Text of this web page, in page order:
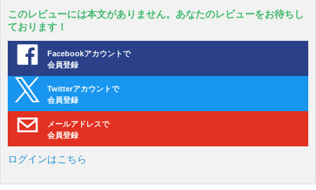
このレビューには本文がありません。あなたのレビューをお待ちし
ております！
Facebookアカウントで
会員登録
Twitterアカウントで
会員登録
メールアドレスで
会員登録
ログインはこちら